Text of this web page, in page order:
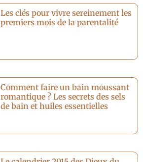
Les clés pour vivre sereinement les
premiers mois de la parentalité
Comment faire un bain moussant
romantique ? Les secrets des sels
de bain et huiles essentielles